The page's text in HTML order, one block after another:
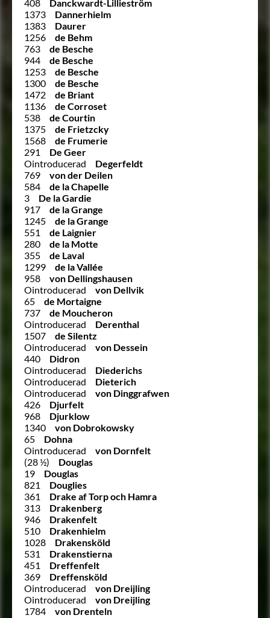
408
Danckwardt-Lillieström
1373
Dannerhielm
1383
Daurer
1256
de Behm
763
de Besche
944
de Besche
1253
de Besche
1300
de Besche
1472
de Briant
1136
de Corroset
538
de Courtin
1375
de Frietzcky
1568
de Frumerie
291
De Geer
Ointroducerad
Degerfeldt
769
von der Deilen
584
de la Chapelle
3
De la Gardie
917
de la Grange
1245
de la Grange
551
de Laignier
280
de la Motte
355
de Laval
1299
de la Vallée
958
von Dellingshausen
Ointroducerad
von Dellvik
65
de Mortaigne
737
de Moucheron
Ointroducerad
Derenthal
1507
de Silentz
Ointroducerad
von Dessein
440
Didron
Ointroducerad
Diederichs
Ointroducerad
Dieterich
Ointroducerad
von Dinggrafwen
426
Djurfelt
968
Djurklow
1340
von Dobrokowsky
65
Dohna
Ointroducerad
von Dornfelt
(28 ½)
Douglas
19
Douglas
821
Douglies
361
Drake af Torp och Hamra
313
Drakenberg
946
Drakenfelt
510
Drakenhielm
1028
Drakensköld
531
Drakenstierna
451
Dreffenfelt
369
Dreffensköld
Ointroducerad
von Dreijling
Ointroducerad
von Dreijling
1784
von Drenteln